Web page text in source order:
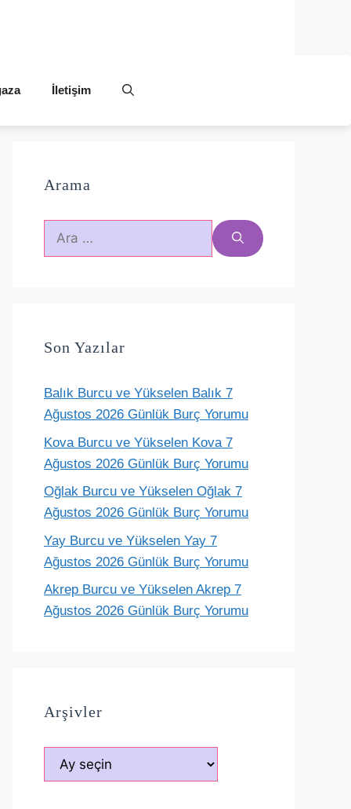
İletişim
Aylık yorum
Akrep
Aylık yorum
Yay
Aylık yorum
Arama
için
Son Yazılar
Balık Burcu ve Yükselen Balık 7
Ağustos 2026 Günlük Burç Yorumu
Kova Burcu ve Yükselen Kova 7
Ağustos 2026 Günlük Burç Yorumu
Oğlak Burcu ve Yükselen Oğlak 7
Ağustos 2026 Günlük Burç Yorumu
Yay Burcu ve Yükselen Yay 7
Ağustos 2026 Günlük Burç Yorumu
Akrep Burcu ve Yükselen Akrep 7
Ağustos 2026 Günlük Burç Yorumu
Arşivler
Arşivler